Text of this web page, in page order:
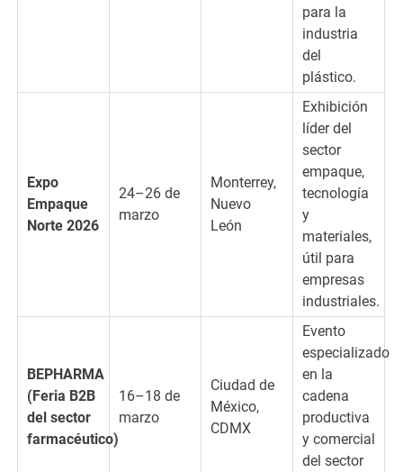
para la
industria
del
plástico.
Expo
Empaque
Norte 2026
24–26 de
marzo
Monterrey,
Nuevo
León
Exhibición
líder del
sector
empaque,
tecnología
y
materiales,
útil para
empresas
industriales.
BEPHARMA
(Feria B2B
del sector
farmacéutico)
16–18 de
marzo
Ciudad de
México,
CDMX
Evento
especializado
en la
cadena
productiva
y comercial
del sector